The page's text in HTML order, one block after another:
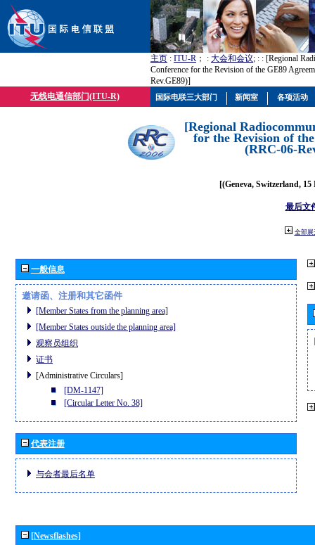
主页 : ITU-R ； : 大会和会议; : : [Regional
Conference for the Revision of the GE89
Rev.GE89)]
无线电通信部门(ITU-R)
[Regional
for the Revision of
(RRC-06-
[(Geneva, Switzerland, 15
最后文
全部展
一般信息
邀请函、注册和其它函件
[Member States from the planning area]
[Member States outside the planning area]
观察员组织
证书
[Administrative Circulars]
[DM-1147]
[Circular Letter No. 38]
代表注册
与会者最后名单
[Newsflashes]
国际电联三大部门 新闻室 各项活动